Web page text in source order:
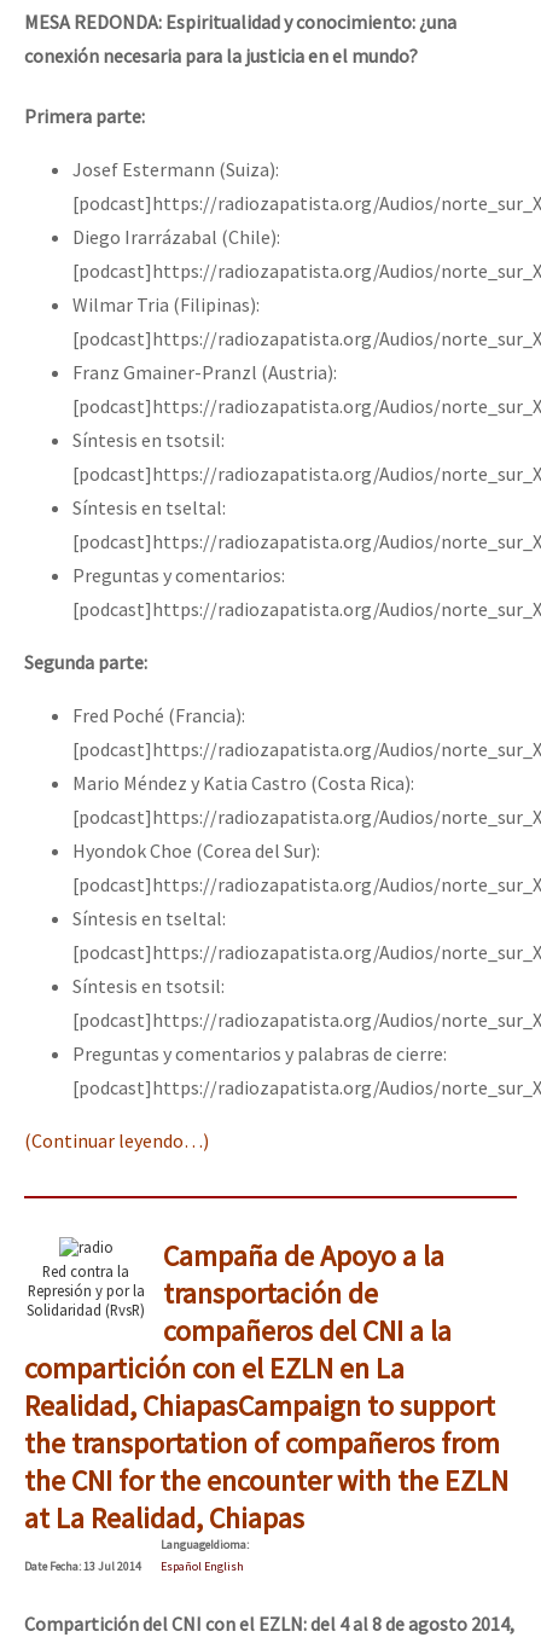
MESA REDONDA: Espiritualidad y conocimiento: ¿una
conexión necesaria para la justicia en el mundo?
Primera parte:
Josef Estermann (Suiza):
[podcast]https://radiozapatista.org/Audios/
Diego Irarrázabal (Chile):
[podcast]https://radiozapatista.org/Audios/
Wilmar Tria (Filipinas):
[podcast]https://radiozapatista.org/Audios/
Franz Gmainer-Pranzl (Austria):
[podcast]https://radiozapatista.org/Audios/
Síntesis en tsotsil:
[podcast]https://radiozapatista.org/Audios/
Síntesis en tseltal:
[podcast]https://radiozapatista.org/Audios/
Preguntas y comentarios:
[podcast]https://radiozapatista.org/Audios/
Segunda parte:
Fred Poché (Francia):
[podcast]https://radiozapatista.org/Audios/
Mario Méndez y Katia Castro (Costa Rica):
[podcast]https://radiozapatista.org/Audios/
Hyondok Choe (Corea del Sur):
[podcast]https://radiozapatista.org/Audios/
Síntesis en tseltal:
[podcast]https://radiozapatista.org/Audios/
Síntesis en tsotsil:
[podcast]https://radiozapatista.org/Audios/
Preguntas y comentarios y palabras de cierre:
[podcast]https://radiozapatista.org/Audios/
(Continuar leyendo…)
Red contra la
Represión y por la
Solidaridad (RvsR)
Campaña de Apoyo a la
transportación de
compañeros del CNI a la
compartición con el EZLN en La
Realidad, ChiapasCampaign to support
the transportation of compañeros from
the CNI for the encounter with the EZLN
at La Realidad, Chiapas
DateFecha: 13 Jul 2014
LanguageIdioma:
Español English
Compartición del CNI con el EZLN: del 4 al 8 de agosto 2014,